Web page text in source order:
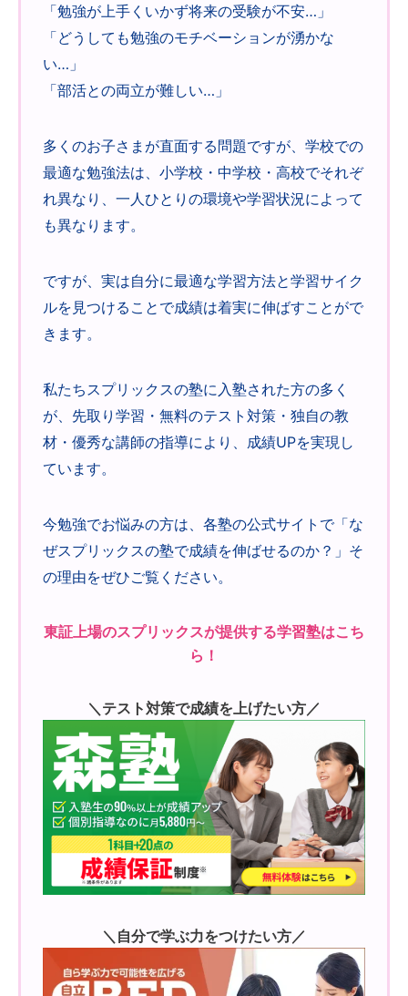
「勉強が上手くいかず将来の受験が不安…」
「どうしても勉強のモチベーションが湧かな
い…」
「部活との両立が難しい…」
多くのお子さまが直面する問題ですが、学校での
最適な勉強法は、小学校・中学校・高校でそれぞ
れ異なり、一人ひとりの環境や学習状況によって
も異なります。
ですが、実は自分に最適な学習方法と学習サイク
ルを見つけることで成績は着実に伸ばすことがで
きます。
私たちスプリックスの塾に入塾された方の多く
が、先取り学習・無料のテスト対策・独自の教
材・優秀な講師の指導により、成績UPを実現し
ています。
今勉強でお悩みの方は、各塾の公式サイトで「な
ぜスプリックスの塾で成績を伸ばせるのか？」そ
の理由をぜひご覧ください。
東証上場のスプリックスが提供する学習塾はこち
ら！
＼テスト対策で成績を上げたい方／
＼自分で学ぶ力をつけたい方／